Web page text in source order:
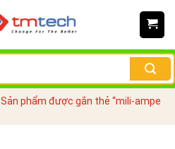
Sản phẩm được gắn thẻ “mili-ampe